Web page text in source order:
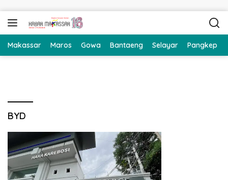
Makassar Maros Gowa Bantaeng Selayar Pangkep
BYD